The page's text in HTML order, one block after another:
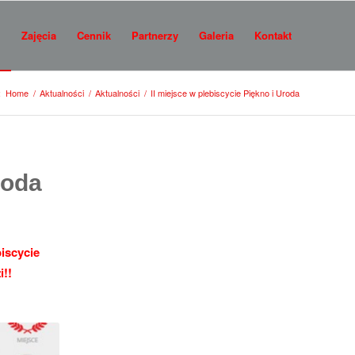
Zajęcia Cennik Partnerzy Galeria Kontakt
Home / Aktualności / Aktualności / II miejsce w plebiscycie Piękno i Uroda